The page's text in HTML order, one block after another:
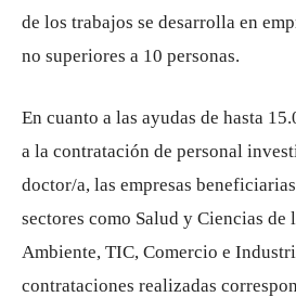
de los trabajos se desarrolla en
no superiores a 10 personas.
En cuanto a las ayudas de hasta
a la contratación de personal
doctor/a, las empresas
sectores como Salud y Ciencias de
Ambiente, TIC, Comercio e
contrataciones realizadas